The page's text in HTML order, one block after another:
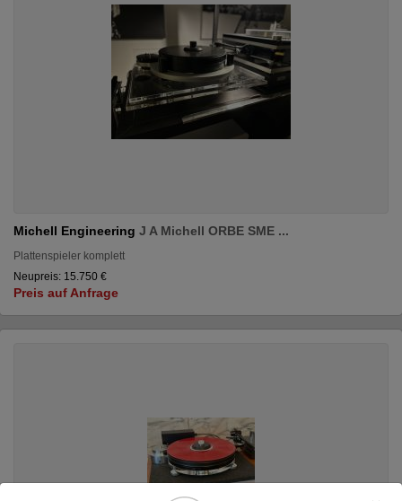
Michell Engineering J A Michell ORBE SME ...
Plattenspieler komplett
Neupreis: 15.750 €
Preis auf Anfrage